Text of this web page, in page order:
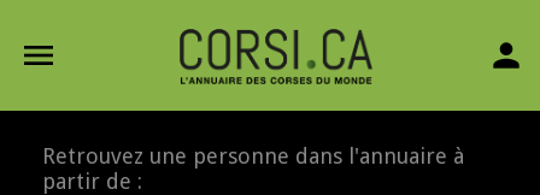
menu person
Retrouvez une personne dans l'annuaire à
partir de :